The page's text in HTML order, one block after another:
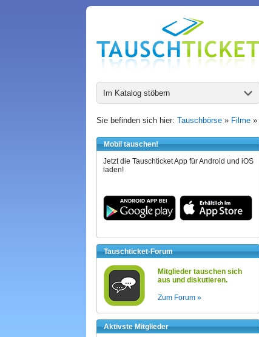
Im Katalog stöbern
Sie befinden sich hier: Tauschbörse » Filme »
Mobil tauschen!
Jetzt die Tauschticket App für Android und iOS
laden!
Tauschticket-Forum
Mitglieder tauschen sich
aus und diskutieren.
Zum Forum »
Aktivste Mitglieder